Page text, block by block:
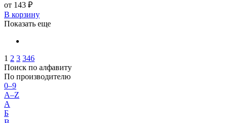
от 143 ₽
В корзину
Показать еще
1 2 3 346
Поиск по алфавиту
По производителю
0–9
A–Z
А
Б